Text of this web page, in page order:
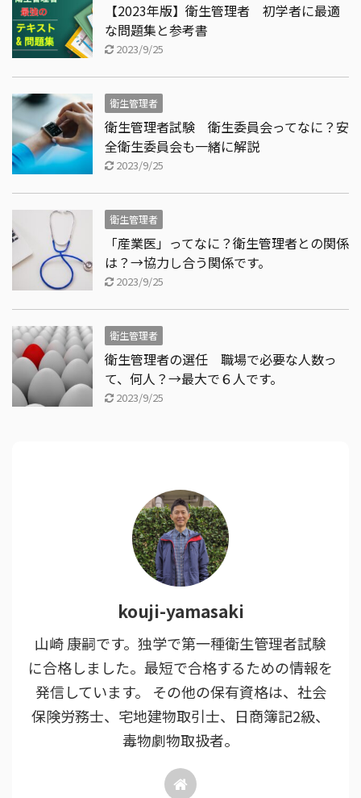
【2023年版】衛生管理者 初学者に最適
な問題集と参考書
2023/9/25
衛生管理者
衛生管理者試験 衛生委員会ってなに？安
全衛生委員会も一緒に解説
2023/9/25
衛生管理者
「産業医」ってなに？衛生管理者との関係
は？→協力し合う関係です。
2023/9/25
衛生管理者
衛生管理者の選任 職場で必要な人数っ
て、何人？→最大で６人です。
2023/9/25
kouji-yamasaki
山崎 康嗣です。独学で第一種衛生管理者試験
に合格しました。最短で合格するための情報を
発信しています。 その他の保有資格は、社会
保険労務士、宅地建物取引士、日商簿記2級、
毒物劇物取扱者。